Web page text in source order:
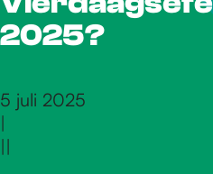
2025?
5 juli 2025
|
||